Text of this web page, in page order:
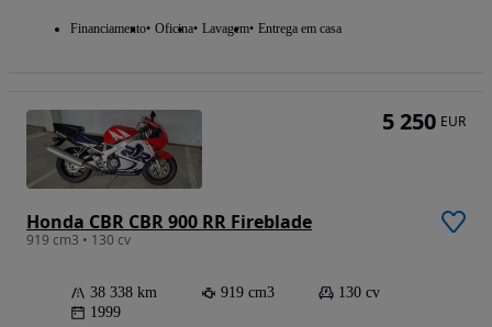
Financiamento Oficina Lavagem Entrega em casa
Honda CBR CBR 900 RR Fireblade
919 cm3 • 130 cv
38 338 km 919 cm3
130 cv
1999
5 250 EUR